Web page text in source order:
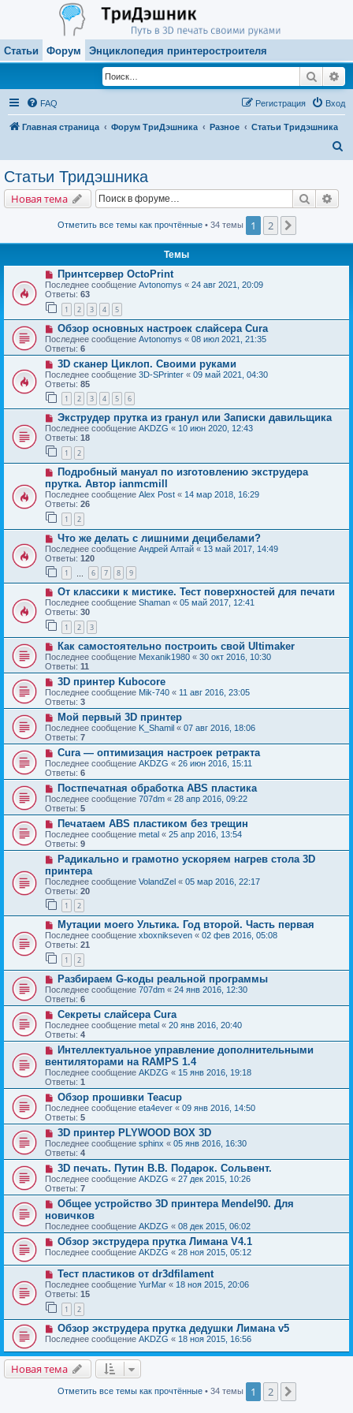
Статьи Форум Энциклопедия принтеростроителя
Поиск
FAQ Вход
Регистрация
Главная страница Форум ТриДэшника Разное
Статьи Тридэшника
Статьи Тридэшника
Новая тема Поиск
Отметить все темы как прочтённые• 34 темы 1 2
Темы
Принтсервер OctoPrint
Последнее сообщение Avtonomys « 24 авг 2021, 20:09
Ответы: 63
1 2 3 4 5
Обзор основных настроек слайсера Cura
Последнее сообщение Avtonomys « 08 июл 2021, 21:35
Ответы: 6
3D сканер Циклоп. Своими руками
Последнее сообщение 3D-SPrinter « 09 май 2021, 04:30
Ответы: 85
1 2 3 4 5 6
Экструдер прутка из гранул или Записки давильщика
Последнее сообщение AKDZG « 10 июн 2020, 12:43
Ответы: 18
1 2
Подробный мануал по изготовлению экструдера
прутка. Автор ianmcmill
Последнее сообщение Alex Post « 14 мар 2018, 16:29
Ответы: 26
1 2
Что же делать с лишними децибелами?
Последнее сообщение Андрей Алтай « 13 май 2017, 14:49
Ответы: 120
1 6 7 8 9
От классики к мистике. Тест поверхностей для печати
Последнее сообщение Shaman « 05 май 2017, 12:41
Ответы: 30
1 2 3
Как самостоятельно построить свой Ultimaker
Последнее сообщение Mexanik1980 « 30 окт 2016, 10:30
Ответы: 11
3D принтер Kubocore
Последнее сообщение Mik-740 « 11 авг 2016, 23:05
Ответы: 3
Мой первый 3D принтер
Последнее сообщение K_Shamil « 07 авг 2016, 18:06
Ответы: 7
Cura — оптимизация настроек ретракта
Последнее сообщение AKDZG « 26 июн 2016, 15:11
Ответы: 6
Постпечатная обработка ABS пластика
Последнее сообщение 707dm « 28 апр 2016, 09:22
Ответы: 5
Печатаем ABS пластиком без трещин
Последнее сообщение metal « 25 апр 2016, 13:54
Ответы: 9
Радикально и грамотно ускоряем нагрев стола 3D
принтера
Последнее сообщение VolandZel « 05 мар 2016, 22:17
Ответы: 20
1 2
Мутации моего Ультика. Год второй. Часть первая
Последнее сообщение xboxnikseven « 02 фев 2016, 05:08
Ответы: 21
1 2
Разбираем G-коды реальной программы
Последнее сообщение 707dm « 24 янв 2016, 12:30
Ответы: 6
Секреты слайсера Cura
Последнее сообщение metal « 20 янв 2016, 20:40
Ответы: 4
Интеллектуальное управление дополнительными
вентиляторами на RAMPS 1.4
Последнее сообщение AKDZG « 15 янв 2016, 19:18
Ответы: 1
Обзор прошивки Teacup
Последнее сообщение eta4ever « 09 янв 2016, 14:50
Ответы: 5
3D принтер PLYWOOD BOX 3D
Последнее сообщение sphinx « 05 янв 2016, 16:30
Ответы: 4
3D печать. Путин В.В. Подарок. Сольвент.
Последнее сообщение AKDZG « 27 дек 2015, 10:26
Ответы: 7
Общее устройство 3D принтера Mendel90. Для
новичков
Последнее сообщение AKDZG « 08 дек 2015, 06:02
Обзор экструдера прутка Лимана V4.1
Последнее сообщение AKDZG « 28 ноя 2015, 05:12
Тест пластиков от dr3dfilament
Последнее сообщение YurMar « 18 ноя 2015, 20:06
Ответы: 15
1 2
Обзор экструдера прутка дедушки Лимана v5
Последнее сообщение AKDZG « 18 ноя 2015, 16:56
Новая тема
Отметить все темы как прочтённые• 34 темы 1 2